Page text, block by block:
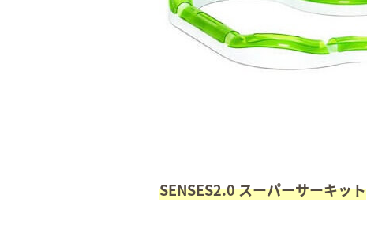
SENSES2.0 スーパーサーキット